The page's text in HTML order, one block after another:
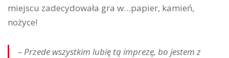
miejscu zadecydowała gra w…papier, kamień,
nożyce!
– Przede wszystkim lubię tą imprezę, bo jestem z